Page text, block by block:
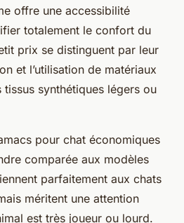
offre une accessibilité
totalement le confort du
prix se distinguent par leur
et l’utilisation de matériaux
synthétiques légers ou
pour chat économiques
comparée aux modèles
parfaitement aux chats
méritent une attention
est très joueur ou lourd.